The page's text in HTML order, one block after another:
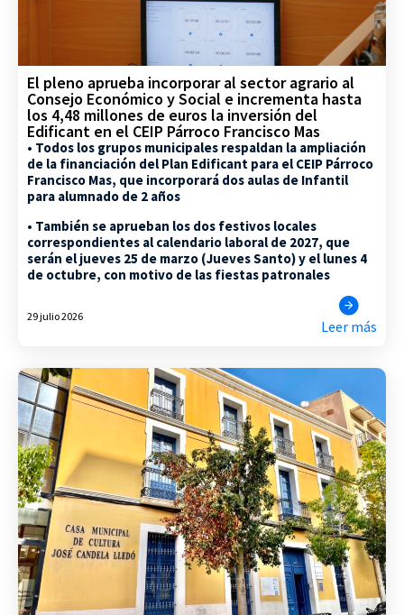
El pleno aprueba incorporar al sector agrario al
Consejo Económico y Social e incrementa hasta
los 4,48 millones de euros la inversión del
Edificant en el CEIP Párroco Francisco Mas
• Todos los grupos municipales respaldan la ampliación
de la financiación del Plan Edificant para el CEIP Párroco
Francisco Mas, que incorporará dos aulas de Infantil
para alumnado de 2 años
• También se aprueban los dos festivos locales
correspondientes al calendario laboral de 2027, que
serán el jueves 25 de marzo (Jueves Santo) y el lunes 4
de octubre, con motivo de las fiestas patronales
29 julio 2026
Leer más